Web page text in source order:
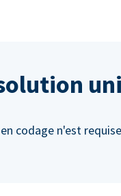
codage n'est